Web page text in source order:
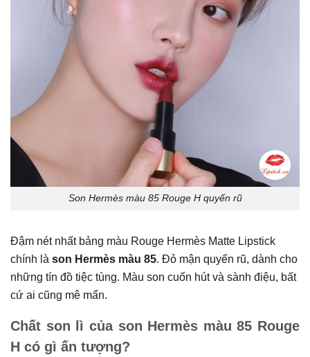
Son Hermès màu 85 Rouge H quyến rũ
Đậm nét nhất bảng màu Rouge Hermès Matte Lipstick
chính là son Hermès màu 85. Đỏ mận quyến rũ, dành cho
những tín đồ tiệc tùng. Màu son cuốn hút và sành điệu, bất
cứ ai cũng mê mẩn.
Chất son lì của son Hermès màu 85 Rouge
H có gì ấn tượng?